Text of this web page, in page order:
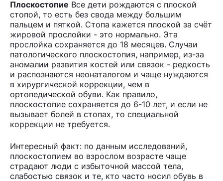
Плоскостопие Все дети рождаются с плоской
стопой, то есть без свода между большим
пальцем и пяткой. Стопа кажется плоской за счёт
жировой прослойки - это нормально. Эта
прослойка сохраняется до 18 месяцев. Случаи
патологического плоскостопия, например, из-за
аномалии развития костей или связок - редкость
и распознаются неонаталогом и чаще нуждаются
в хирургической коррекции, чем в
ортопедической обуви. Как правило,
плоскостопие сохраняется до 6-10 лет, и если не
вызывает болей в стопах, то специальной
коррекции не требуется.
Интересный факт: по данным исследований,
плоскостопием во взрослом возрасте чаще
страдают люди с избыточной массой тела,
слабостью связок и те, кто часто носил обувь в